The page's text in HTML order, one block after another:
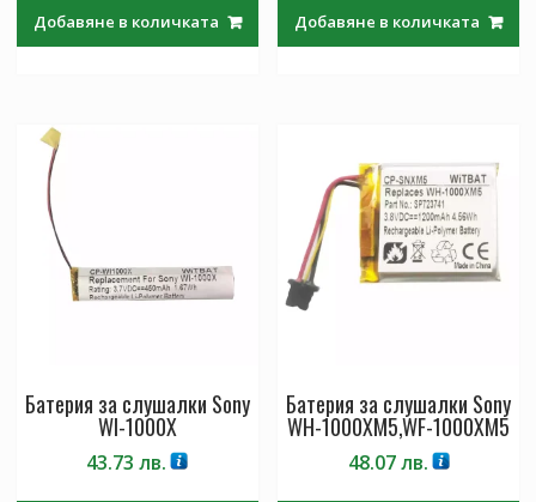
Добавяне в количката Добавяне в количката
Батерия за слушалки Sony
WI-1000X
43.73лв.
Батерия за слушалки Sony
WH-1000XM5,WF-1000XM5
48.07лв.